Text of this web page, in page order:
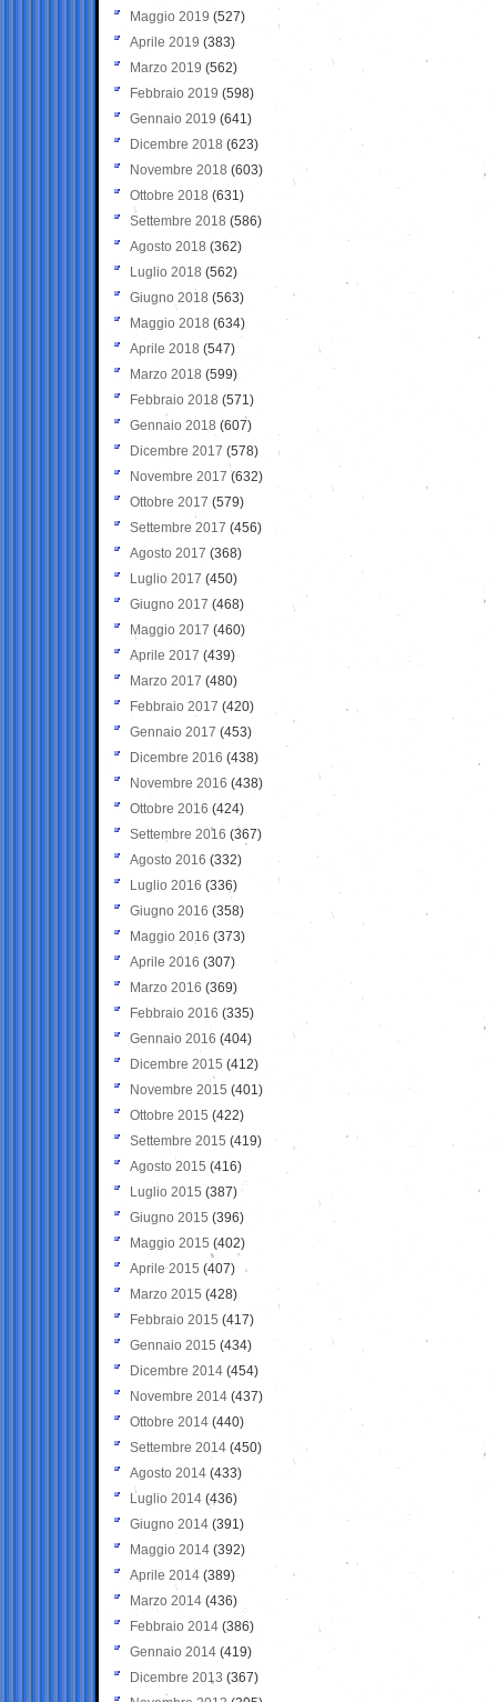
Maggio 2019 (527)
Aprile 2019 (383)
Marzo 2019 (562)
Febbraio 2019 (598)
Gennaio 2019 (641)
Dicembre 2018 (623)
Novembre 2018 (603)
Ottobre 2018 (631)
Settembre 2018 (586)
Agosto 2018 (362)
Luglio 2018 (562)
Giugno 2018 (563)
Maggio 2018 (634)
Aprile 2018 (547)
Marzo 2018 (599)
Febbraio 2018 (571)
Gennaio 2018 (607)
Dicembre 2017 (578)
Novembre 2017 (632)
Ottobre 2017 (579)
Settembre 2017 (456)
Agosto 2017 (368)
Luglio 2017 (450)
Giugno 2017 (468)
Maggio 2017 (460)
Aprile 2017 (439)
Marzo 2017 (480)
Febbraio 2017 (420)
Gennaio 2017 (453)
Dicembre 2016 (438)
Novembre 2016 (438)
Ottobre 2016 (424)
Settembre 2016 (367)
Agosto 2016 (332)
Luglio 2016 (336)
Giugno 2016 (358)
Maggio 2016 (373)
Aprile 2016 (307)
Marzo 2016 (369)
Febbraio 2016 (335)
Gennaio 2016 (404)
Dicembre 2015 (412)
Novembre 2015 (401)
Ottobre 2015 (422)
Settembre 2015 (419)
Agosto 2015 (416)
Luglio 2015 (387)
Giugno 2015 (396)
Maggio 2015 (402)
Aprile 2015 (407)
Marzo 2015 (428)
Febbraio 2015 (417)
Gennaio 2015 (434)
Dicembre 2014 (454)
Novembre 2014 (437)
Ottobre 2014 (440)
Settembre 2014 (450)
Agosto 2014 (433)
Luglio 2014 (436)
Giugno 2014 (391)
Maggio 2014 (392)
Aprile 2014 (389)
Marzo 2014 (436)
Febbraio 2014 (386)
Gennaio 2014 (419)
Dicembre 2013 (367)